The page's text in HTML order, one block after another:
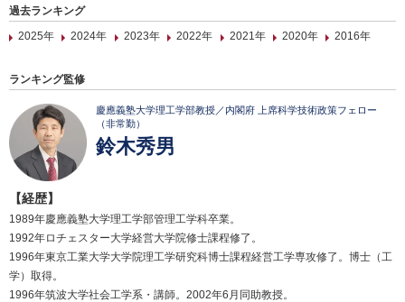
過去ランキング
2025年
2024年 2023年 2022年 2021年 2020年 2016年
ランキング監修
慶應義塾大学理工学部教授／内閣府 上席科学技術政策フェロー
（非常勤）
鈴木秀男
【経歴】
1989年慶應義塾大学理工学部管理工学科卒業。
1992年ロチェスター大学経営大学院修士課程修了。
1996年東京工業大学大学院理工学研究科博士課程経営工学専攻修了。博士（工
学）取得。
1996年筑波大学社会工学系・講師。2002年6月同助教授。